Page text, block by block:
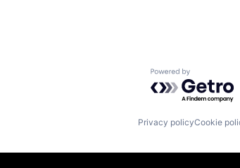
Powered by
Privacy policyCookie